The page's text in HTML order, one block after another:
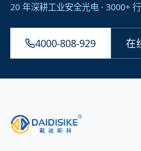
20 年深耕工业安全光电 · 3000+
4000-808-929 在